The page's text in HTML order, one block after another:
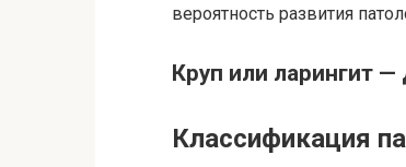
вероятность развития
Круп или ларингит
Классификация